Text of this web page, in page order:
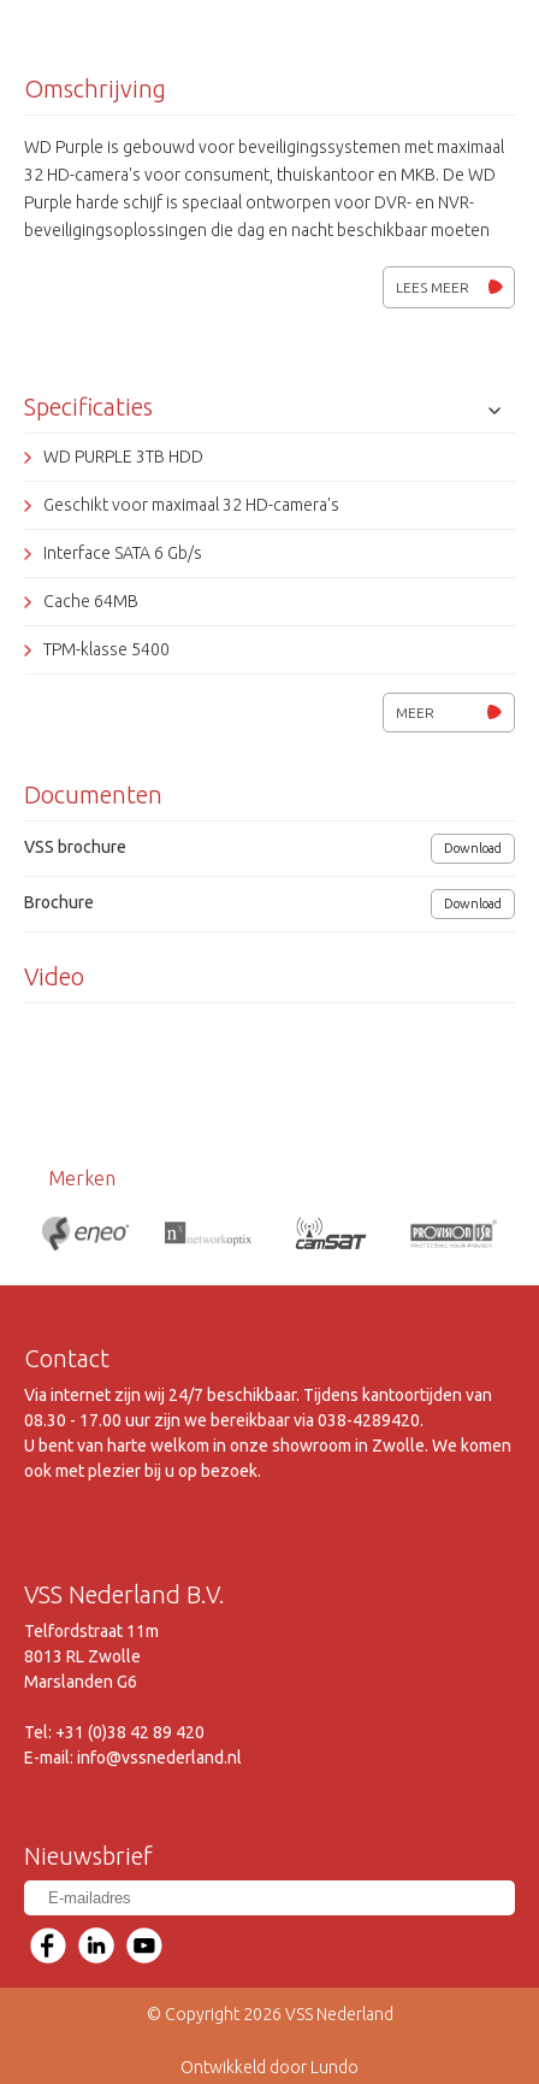
Omschrijving
WD Purple is gebouwd voor beveiligingssystemen met maximaal
32 HD-camera's voor consument, thuiskantoor en MKB. De WD
Purple harde schijf is speciaal ontworpen voor DVR- en NVR-
beveiligingsoplossingen die dag en nacht beschikbaar moeten
van afspeelmogelijkheden en prestaties van het systeem.
LEES MEER
Specificaties
WD PURPLE 3TB HDD
Geschikt voor maximaal 32 HD-camera's
Interface SATA 6 Gb/s
Cache 64MB
TPM-klasse 5400
MEER
Documenten
VSS brochure Download
Brochure Download
Video
Merken
Contact
Via internet zijn wij 24/7 beschikbaar. Tijdens kantoortijden van
08.30 - 17.00 uur zijn we bereikbaar via 038-4289420.
U bent van harte welkom in onze showroom in Zwolle. We komen
ook met plezier bij u op bezoek.
VSS Nederland B.V.
Telfordstraat 11m
8013 RL Zwolle
Marslanden G6
Tel: +31 (0)38 42 89 420
E-mail: info@vssnederland.nl
Nieuwsbrief
© Copyright 2026 VSS Nederland
Ontwikkeld door Lundo